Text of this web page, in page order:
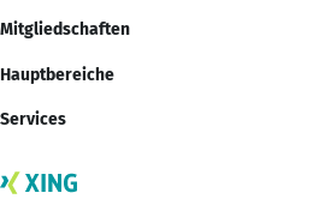
Mitgliedschaften
Hauptbereiche
Services